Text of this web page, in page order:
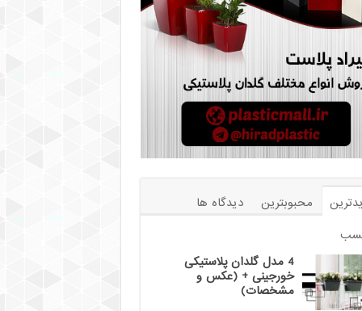
محبوبترین
دیدگاه ها
4 مدل گلدان پلاستیکی
خورجینی + (عکس و
مشخصات)